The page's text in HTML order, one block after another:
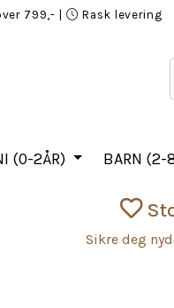
799,- Rask levering
(0-2ÅR) BARN (2-
Sikre deg